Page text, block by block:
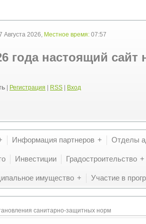
2026, Местное время: 07:57
года настоящий сайт
Регистрация RSS Вход
Информация партнеров Отделы
Инвестиции Градостроительство
имущество Участие в
санитарно-защитных норм